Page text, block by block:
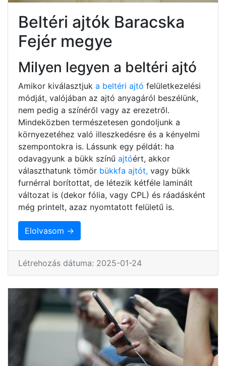
Beltéri ajtók Baracska
Fejér megye
Milyen legyen a beltéri ajtó
Amikor kiválasztjuk a beltéri ajtó felületkezelési
módját, valójában az ajtó anyagáról beszélünk,
nem pedig a színéről vagy az erezetről.
Mindeközben természetesen gondoljunk a
környezetéhez való illeszkedésre és a kényelmi
szempontokra is. Lássunk egy példát: ha
odavagyunk a bükk színű ajtóért, akkor
választhatunk tömör bükkfa ajtót, vagy bükk
furnérral borítottat, de létezik kétféle laminált
változat is (dekor fólia, vagy CPL) és ráadásként
még printelt, azaz nyomtatott felületű is.
Elolvasom →
Létrehozás dátuma: 2025-01-24